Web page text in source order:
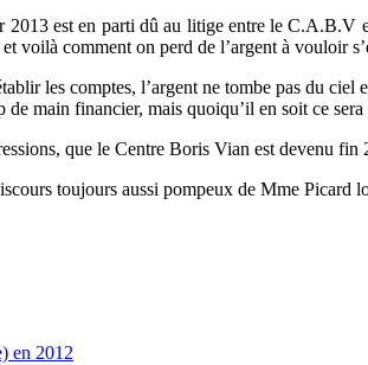
2013 est en parti dû au litige entre le
voilà comment on perd de l’argent à vouloir
les comptes, l’argent ne tombe pas du
de main financier, mais quoiqu’il en soit ce
que le Centre Boris Vian est devenu
toujours aussi pompeux de Mme
en 2012